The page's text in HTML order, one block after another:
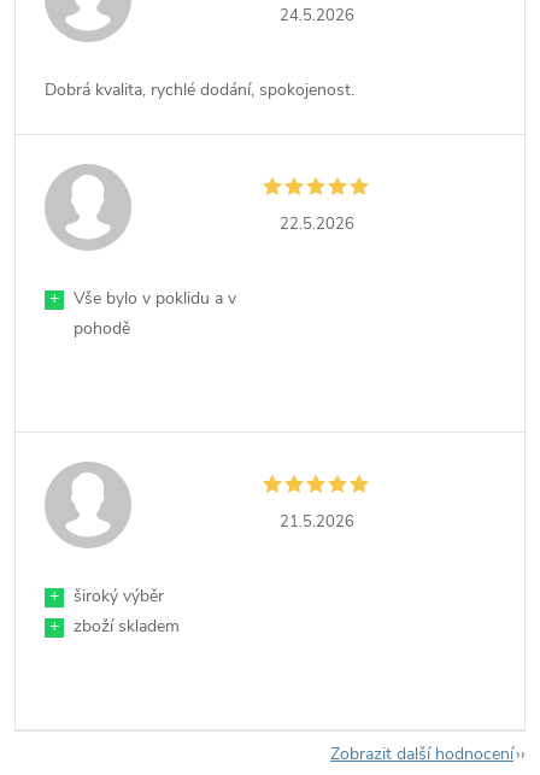
24.5.2026
Dobrá kvalita, rychlé dodání, spokojenost.
22.5.2026
+
Vše bylo v poklidu a v
pohodě
21.5.2026
+
široký výběr
+
zboží skladem
Zobrazit další hodnocení